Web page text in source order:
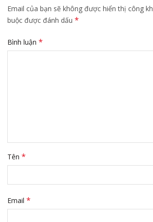
Email của bạn sẽ không được hiển thị công
buộc được đánh dấu *
Bình luận *
Tên *
Email *